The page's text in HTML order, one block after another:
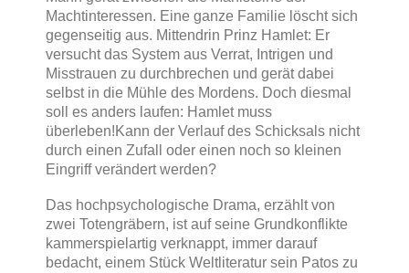
Machtinteressen. Eine ganze Familie löscht sich
gegenseitig aus. Mittendrin Prinz Hamlet: Er
versucht das System aus Verrat, Intrigen und
Misstrauen zu durchbrechen und gerät dabei
selbst in die Mühle des Mordens. Doch diesmal
soll es anders laufen: Hamlet muss
überleben!Kann der Verlauf des Schicksals nicht
durch einen Zufall oder einen noch so kleinen
Eingriff verändert werden?
Das hochpsychologische Drama, erzählt von
zwei Totengräbern, ist auf seine Grundkonflikte
kammerspielartig verknappt, immer darauf
bedacht, einem Stück Weltliteratur sein Patos zu